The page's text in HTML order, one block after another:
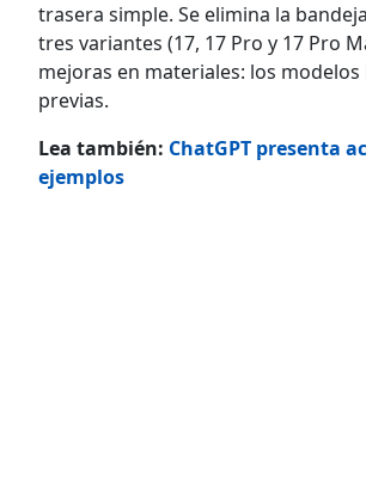
trasera simple. Se elimina la
tres variantes (17, 17 Pro y 17 Pro
mejoras en materiales: los
previas.
Lea también: ChatGPT presenta
ejemplos